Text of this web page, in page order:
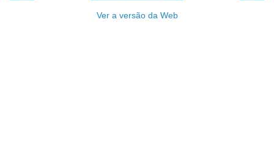
Ver a versão da Web